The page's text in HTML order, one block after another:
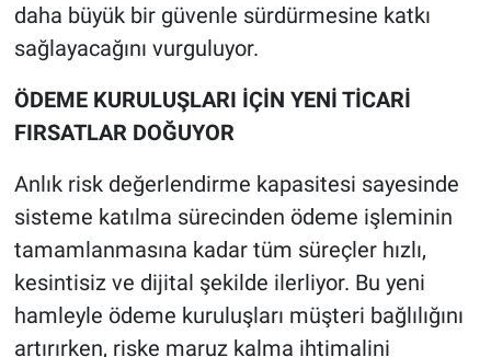
daha büyük bir güvenle sürdürmesine katkı
sağlayacağını vurguluyor.
ÖDEME KURULUŞLARI İÇİN YENİ TİCARİ
FIRSATLAR DOĞUYOR
Anlık risk değerlendirme kapasitesi sayesinde
sisteme katılma sürecinden ödeme işleminin
tamamlanmasına kadar tüm süreçler hızlı,
kesintisiz ve dijital şekilde ilerliyor. Bu yeni
hamleyle ödeme kuruluşları müşteri bağlılığını
artırırken, riske maruz kalma ihtimalini